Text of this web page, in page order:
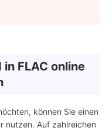
FLAC online
können Sie einen
nutzen. Auf zahlreichen